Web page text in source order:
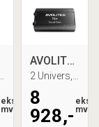
eks.
mva
AVOLITES T2+ USB to DMX interface
8
928,-
eks.
mva